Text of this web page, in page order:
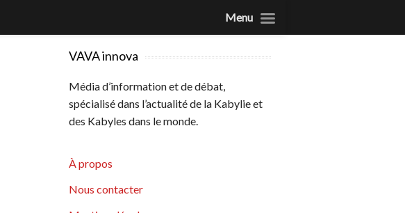
VAVA innova
Média d’information et de débat,
spécialisé dans l’actualité de la Kabylie et
des Kabyles dans le monde.
À propos
Nous contacter
Menu